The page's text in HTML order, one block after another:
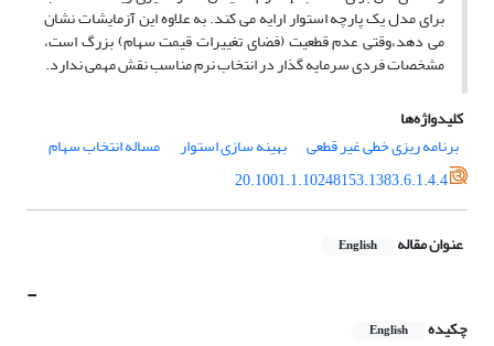
برای مدل یک پارچه استوار ارایه می کند. به علاوه این آزمایشات نشان
می دهد،وقتی عدم قطعیت (فضای تغییرات قیمت سهام) بزرگ است،
مشخصات فردی سرمایه گذار در انتخاب نرم مناسب نقش مهمی ندارد.
کلیدواژه‌ها
برنامه ریزی خطی غیر قطعی
بهینه سازی استوار
مساله انتخاب سهام
20.1001.1.10248153.1383.6.1.4.4
عنوان مقاله English
-
چکیده English